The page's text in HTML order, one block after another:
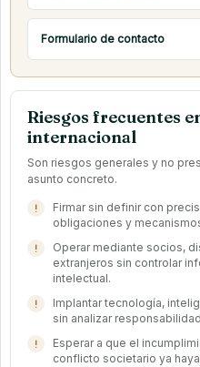
Formulario de contacto
Riesgos frecuentes
internacional
Son riesgos generales y no
asunto concreto.
Firmar sin definir con
obligaciones y
Operar mediante socios,
extranjeros sin controlar
intelectual.
Implantar tecnología,
sin analizar
Esperar a que el
conflicto societario ya